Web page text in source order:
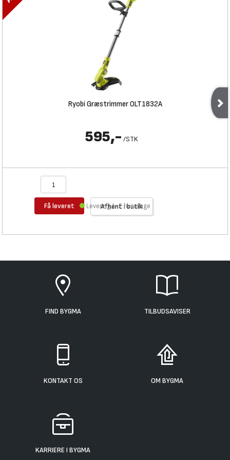
Ryobi Græstrimmer OLT1832A
595,- /STK
Få leveret Afhent i butik
Levering 1-2 hverdage
FIND BYGMA TILBUDSAVISER
KONTAKT OS OM BYGMA
KARRIERE I BYGMA